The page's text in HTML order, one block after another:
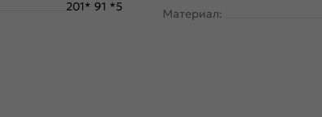
201* 91 *5
Материал: